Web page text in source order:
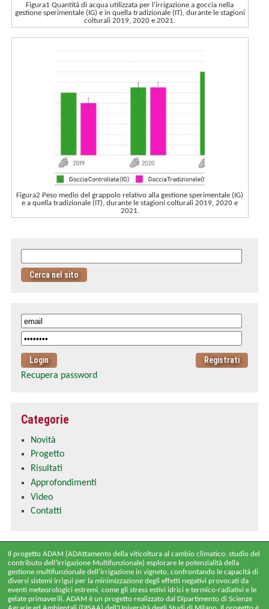
Figura1 Quantità di acqua utilizzata per l’irrigazione a goccia nella
gestione sperimentale (IG) e in quella tradizionale (IT), durante le stagioni
colturali 2019, 2020 e 2021.
Figura2 Peso medio del grappolo relativo alla gestione sperimentale (IG)
e a quella tradizionale (IT), durante le stagioni colturali 2019, 2020 e
2021.
Recupera password
Categorie
Novità
Progetto
Risultati
Approfondimenti
Video
Contatti
Il progetto ADAM (ADAttamento della viticoltura al cambio climatico: studio del
contributo dell’irrigazione Multifunzionale) esplorare le potenzialità della
gestione multifunzionale dell’irrigazione in vigneto, confrontando le capacità di
diversi sistemi irrigui per la minimizzazione degli effetti negativi provocati da
eventi meteorologici estremi, come gli stress estivi idrici e termico-radiativi e le
gelate primaverili. ADAM è un progetto realizzato dal Dipartimento di Scienze